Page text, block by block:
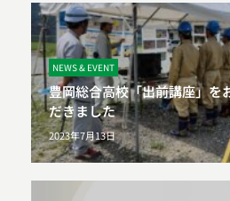
NEWS & EVENT
豊岡総合高校「出前講座」を
だきました
2023年7月13日